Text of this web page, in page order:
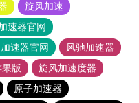
旋风加速
速器官网
速器官网
风驰加速器
版
旋风加速度器
原子加速器